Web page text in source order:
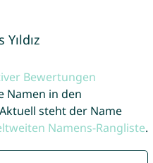
Bewertungen
Namen in den
steht der Name
Namens-Rangliste.